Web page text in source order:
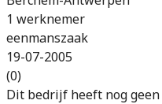
1 werknemer
eenmanszaak
19-07-2005
(0)
Dit bedrijf heeft nog